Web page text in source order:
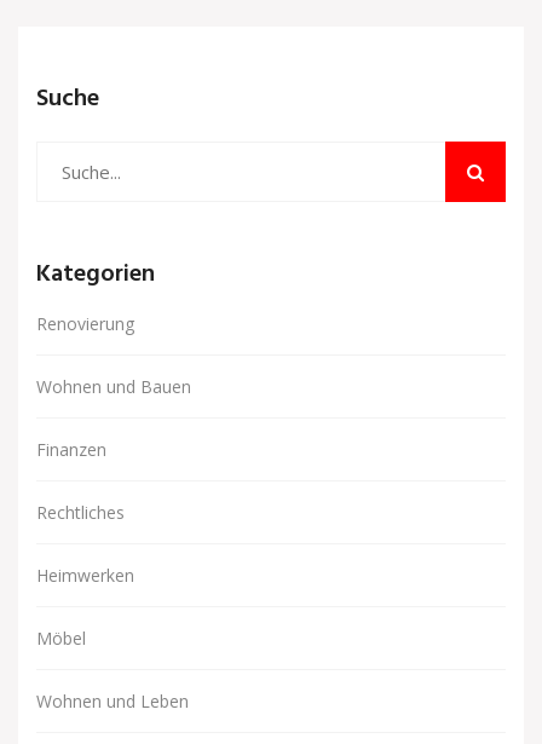
Suche
Kategorien
Renovierung
Wohnen und Bauen
Finanzen
Rechtliches
Heimwerken
Möbel
Wohnen und Leben